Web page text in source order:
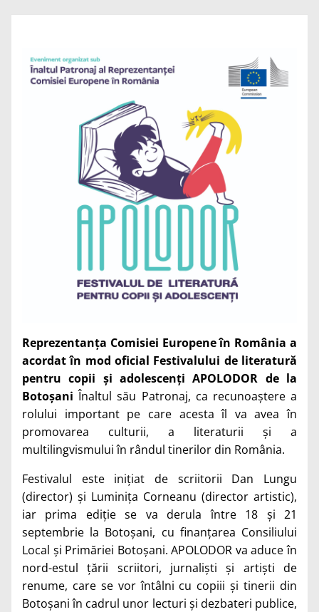
Reprezentanța Comisiei Europene în România a
acordat în mod oficial Festivalului de literatură
pentru copii și adolescenți APOLODOR de la
BotoșaniÎnaltul său Patronaj, ca recunoaștere a
rolului important pe care acesta îl va avea în
promovarea culturii, a literaturii și a
multilingvismului în rândul tinerilor din România.
Festivalul este inițiat de scriitorii Dan Lungu
(director) și Luminița Corneanu (director artistic),
iar prima ediție se va derula între 18 și 21
septembrie la Botoșani, cu finanțarea Consiliului
Local și Primăriei Botoșani. APOLODOR va aduce în
nord-estul țării scriitori, jurnaliști și artiști de
renume, care se vor întâlni cu copiii și tinerii din
Botoșani în cadrul unor lecturi și dezbateri publice,